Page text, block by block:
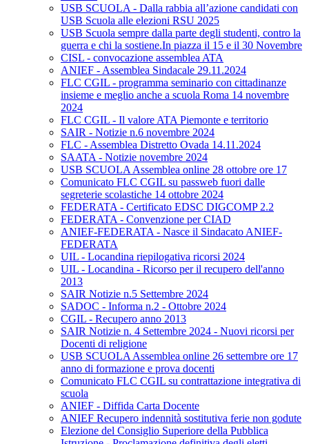
USB SCUOLA - Dalla rabbia all’azione candidati con
USB Scuola alle elezioni RSU 2025
USB Scuola sempre dalla parte degli studenti, contro la
guerra e chi la sostiene.In piazza il 15 e il 30 Novembre
CISL - convocazione assemblea ATA
ANIEF - Assemblea Sindacale 29.11.2024
FLC CGIL - programma seminario con cittadinanze
insieme e meglio anche a scuola Roma 14 novembre
2024
FLC CGIL - Il valore ATA Piemonte e territorio
SAIR - Notizie n.6 novembre 2024
FLC - Assemblea Distretto Ovada 14.11.2024
SAATA - Notizie novembre 2024
USB SCUOLA Assemblea online 28 ottobre ore 17
Comunicato FLC CGIL su passweb fuori dalle
segreterie scolastiche 14 ottobre 2024
FEDERATA - Certificato EDSC DIGCOMP 2.2
FEDERATA - Convenzione per CIAD
ANIEF-FEDERATA - Nasce il Sindacato ANIEF-
FEDERATA
UIL - Locandina riepilogativa ricorsi 2024
UIL - Locandina - Ricorso per il recupero dell'anno
2013
SAIR Notizie n.5 Settembre 2024
SADOC - Informa n.2 - Ottobre 2024
CGIL - Recupero anno 2013
SAIR Notizie n. 4 Settembre 2024 - Nuovi ricorsi per
Docenti di religione
USB SCUOLA Assemblea online 26 settembre ore 17
anno di formazione e prova docenti
Comunicato FLC CGIL su contrattazione integrativa di
scuola
ANIEF - Diffida Carta Docente
ANIEF Recupero indennità sostitutiva ferie non godute
Elezione del Consiglio Superiore della Pubblica